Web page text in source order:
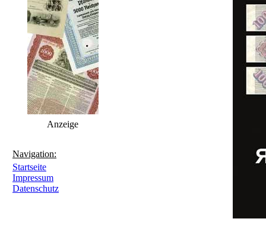
Anzeige
Navigation:
Startseite
Impressum
Datenschutz